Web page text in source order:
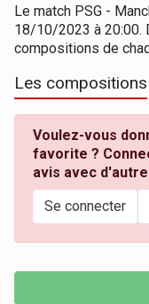
Le match PSG -
18/10/2023 à 20:00.
compositions de
Les compositions
Voulez-vous
favorite ?
avis avec
Se connecter